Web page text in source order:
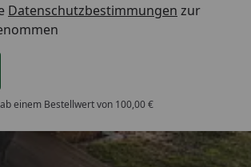
Datenschutzbestimmungen zur
einem Bestellwert von 100,00 €